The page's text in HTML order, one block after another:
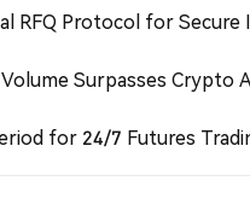
RFQ Protocol for
Surpasses Crypto
for 24/7 Futures